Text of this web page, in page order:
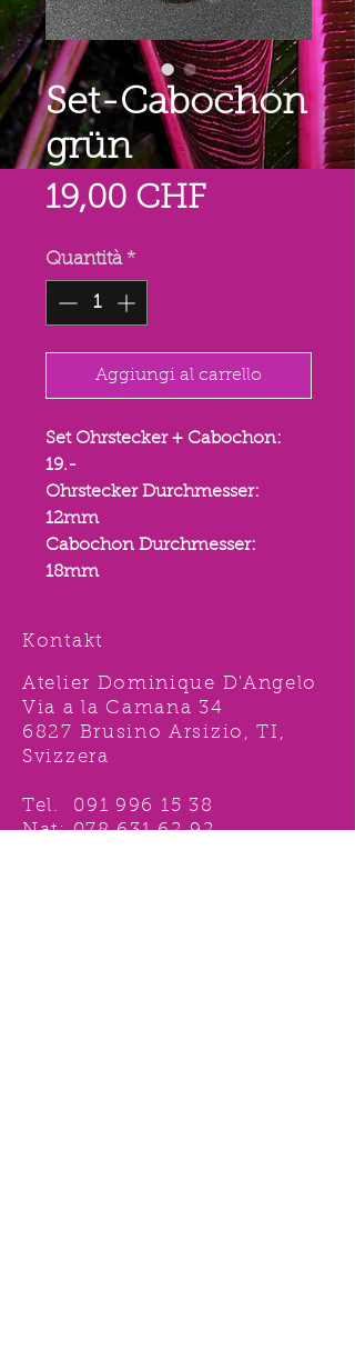
Set-Cabochon
grün
19,00 CHFPrezzo
Quantità *
Aggiungi al carrello
Set Ohrstecker + Cabochon:
19.-
Ohrstecker Durchmesser:
12mm
Cabochon Durchmesser:
18mm
Kontakt
Atelier Dominique D'Angelo
Via a la Camana 34
6827 Brusino Arsizio, TI,
Svizzera
Tel. 091 996 15 38
Nat:078 631 62 92